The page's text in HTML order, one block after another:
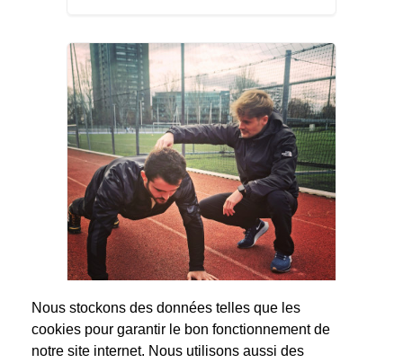
Paul
Nous stockons des données telles que les
cookies pour garantir le bon fonctionnement de
notre site internet. Nous utilisons aussi des